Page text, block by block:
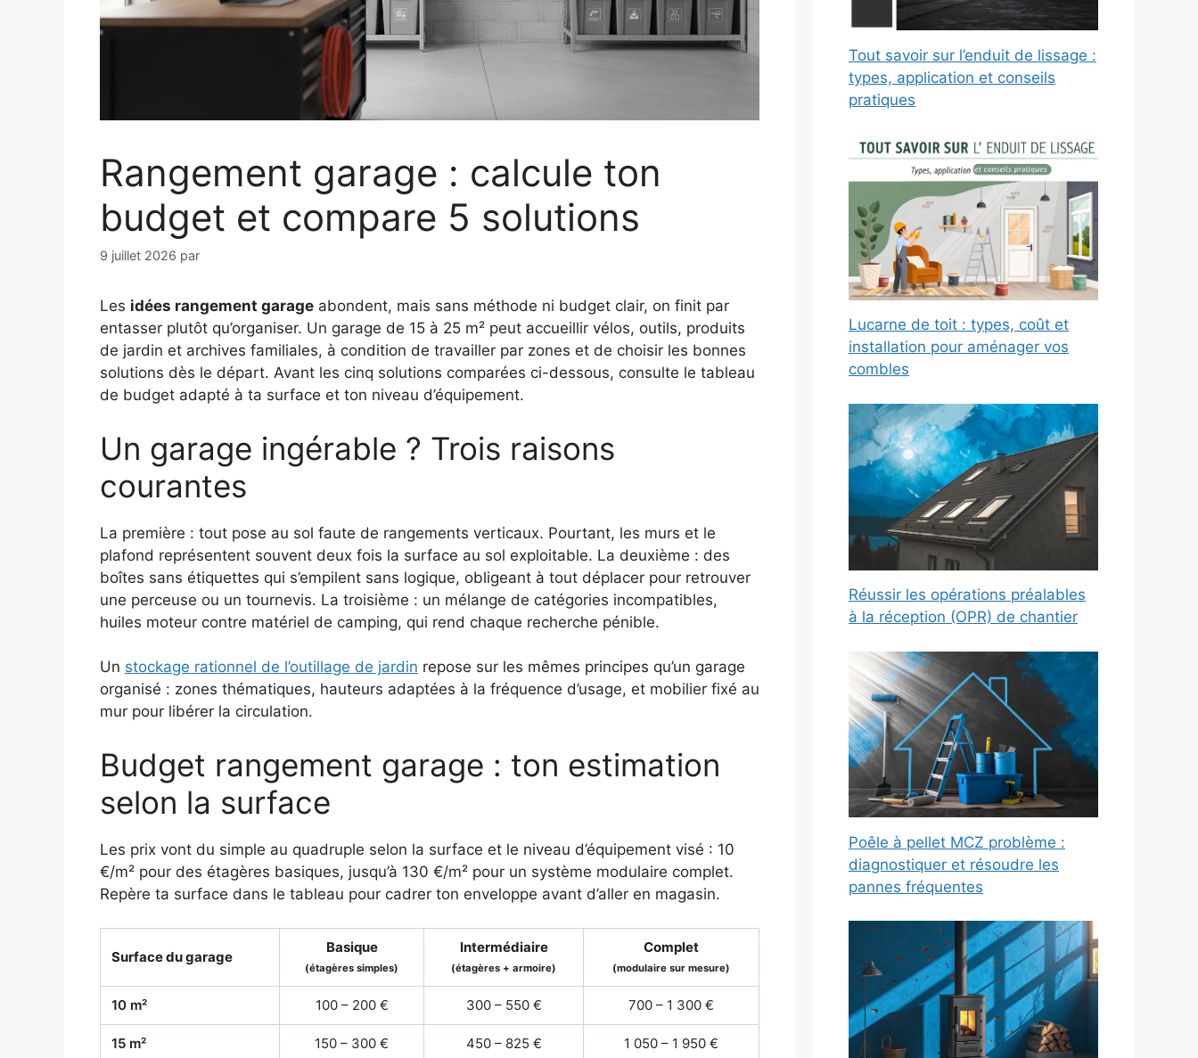
Rangement garage : calcule ton
budget et compare 5 solutions
9 juillet 2026 par
Les idées rangement garage abondent, mais sans méthode ni budget clair, on finit par
entasser plutôt qu’organiser. Un garage de 15 à 25 m² peut accueillir vélos, outils, produits
de jardin et archives familiales, à condition de travailler par zones et de choisir les bonnes
solutions dès le départ. Avant les cinq solutions comparées ci-dessous, consulte le tableau
de budget adapté à ta surface et ton niveau d’équipement.
Un garage ingérable ? Trois raisons
courantes
La première : tout pose au sol faute de rangements verticaux. Pourtant, les murs et le
plafond représentent souvent deux fois la surface au sol exploitable. La deuxième : des
boîtes sans étiquettes qui s’empilent sans logique, obligeant à tout déplacer pour retrouver
une perceuse ou un tournevis. La troisième : un mélange de catégories incompatibles,
huiles moteur contre matériel de camping, qui rend chaque recherche pénible.
Un stockage rationnel de l’outillage de jardin repose sur les mêmes principes qu’un garage
organisé : zones thématiques, hauteurs adaptées à la fréquence d’usage, et mobilier fixé au
mur pour libérer la circulation.
Budget rangement garage : ton estimation
selon la surface
Les prix vont du simple au quadruple selon la surface et le niveau d’équipement visé : 10
€/m² pour des étagères basiques, jusqu’à 130 €/m² pour un système modulaire complet.
Repère ta surface dans le tableau pour cadrer ton enveloppe avant d’aller en magasin.
Surface du garage
Basique
(étagères simples)
Intermédiaire
(étagères + armoire)
Complet
(modulaire sur mesure)
10 m² 100 – 200 € 300 – 550 € 700 – 1 300 €
15 m² 150 – 300 € 450 – 825 € 1 050 – 1 950 €
Tout savoir sur l’enduit de lissage :
types, application et conseils
pratiques
Lucarne de toit : types, coût et
installation pour aménager vos
combles
Réussir les opérations préalables
à la réception (OPR) de chantier
Poêle à pellet MCZ problème :
diagnostiquer et résoudre les
pannes fréquentes